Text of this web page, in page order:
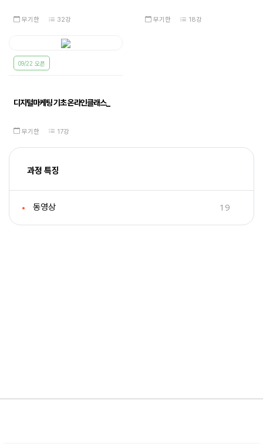
무기한 32강 무기한 18강
09/22 오픈
디지털마케팅 기초 온라인클래스_
무기한 17강
과정 특징
동영상 19